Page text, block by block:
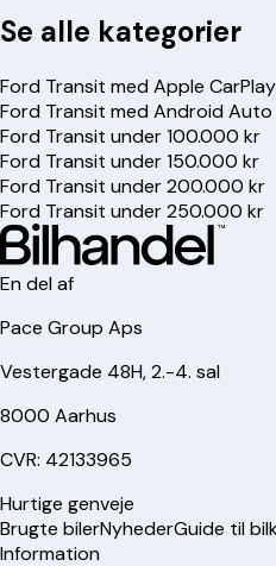
Se alle kategorier
Ford Transit med Apple CarPlay
Ford Transit med Android Auto
Ford Transit under 100.000 kr
Ford Transit under 150.000 kr
Ford Transit under 200.000 kr
Ford Transit under 250.000 kr
En del af
Pace Group Aps
Vestergade 48H, 2.-4. sal
8000 Aarhus
CVR: 42133965
Hurtige genveje
Brugte bilerNyhederGuide til
Information